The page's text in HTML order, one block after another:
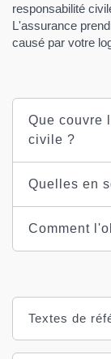
responsabilité
L'assurance
causé par votre
Que couvre
civile ?
Quelles en
Comment
Textes de